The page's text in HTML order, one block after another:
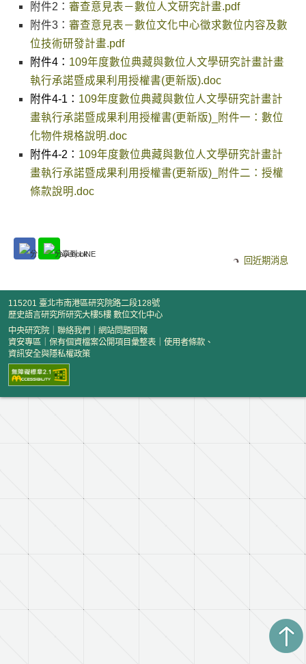
附件2： 審查意見表－數位人文研究計畫.pdf
附件3： 審查意見表－數位文化中心徵求數位内容及數
位技術研發計畫.pdf
附件4： 109年度數位典藏與數位人文學研究計畫計畫
執行承諾暨成果利用授權書(更新版).doc
附件4-1： 109年度數位典藏與數位人文學研究計畫計
畫執行承諾暨成果利用授權書(更新版)_附件一：數位
化物件規格說明.doc
附件4-2： 109年度數位典藏與數位人文學研究計畫計
畫執行承諾暨成果利用授權書(更新版)_附件二：授權
條款說明.doc
回近期消息
115201 臺北市南港區研究院路二段128號
歷史語言研究所研究大樓5樓 數位文化中心
中央研究院
聯絡我們
網站問題回報
資安專區
保有個資檔案公開項目彙整表
使用者條款、
資訊安全與隱私權政策